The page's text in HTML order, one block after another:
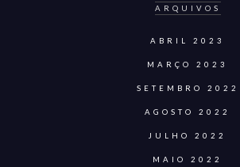
ARQUIVOS
ABRIL 2023
MARÇO 2023
SETEMBRO 2022
AGOSTO 2022
JULHO 2022
MAIO 2022